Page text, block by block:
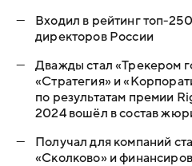
—
Входил в рейтинг топ-
директоров России
—
Дважды стал «Трекером
«Стратегия» и
по результатам премии
2024 вошёл в состав
—
Получал для компаний
«Сколково» и